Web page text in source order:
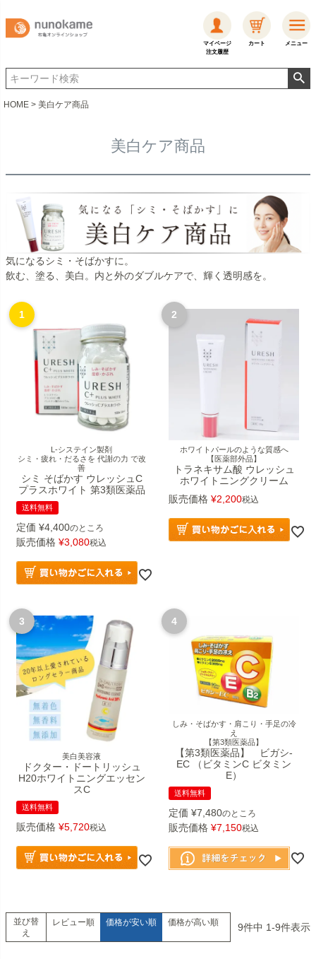
マイページ
注文履歴
カート メニュー
HOME 美白ケア商品
美白ケア商品
気になるシミ・そばかすに。
飲む、塗る、美白。内と外のダブルケアで、輝く透明感を。
L-システイン製剤
シミ・疲れ・だるさを 代謝の力 で改
善
シミ そばかす ウレッシュC
プラスホワイト 第3類医薬品
送料無料
定価 ¥4,400のところ
販売価格 ¥3,080税込
ホワイトパールのような質感へ
【医薬部外品】
トラネキサム酸 ウレッシュ
ホワイトニングクリーム
販売価格 ¥2,200税込
美白美容液
ドクター・ドートリッシュ
H20ホワイトニングエッセン
スC
送料無料
販売価格 ¥5,720税込
しみ・そばかす・肩こり・手足の冷
え
【第3類医薬品】
【第3類医薬品】 ビガシ-
EC （ビタミンC ビタミン
E）
送料無料
定価 ¥7,480のところ
販売価格 ¥7,150税込
並び替
え
レビュー順 価格が安い順 価格が高い順 9件中 1-9件表示